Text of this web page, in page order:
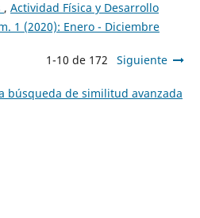
, Actividad Física y Desarrollo
1 (2020): Enero - Diciembre
1-10 de 172 Siguiente
búsqueda de similitud avanzada